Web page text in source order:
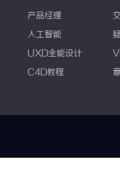
产品经理
人工智能
UXD全能设计
C4D教程